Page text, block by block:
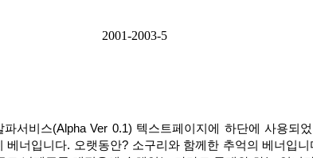
2001-2003-5
파서비스(Alpha Ver 0.1) 텍스트페이지에 하단에 사용되
베너입니다. 오랫동안? 소구리와 함께한 추억의 베너입